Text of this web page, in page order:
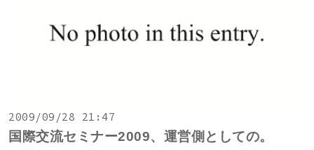
2009/09/28 21:47
国際交流セミナー2009、運営側としての。